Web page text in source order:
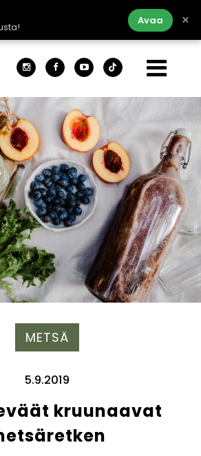
Avaa ×
METSÄ
5.9.2019
kruunaavat